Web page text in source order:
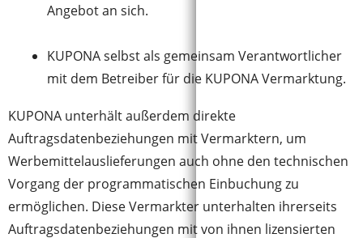
Angebot an sich.
KUPONA selbst als gemeinsam Verantwortlicher
mit dem Betreiber für die KUPONA Vermarktung.
KUPONA unterhält außerdem direkte
Auftragsdatenbeziehungen mit Vermarktern, um
Werbemittelauslieferungen auch ohne den technischen
Vorgang der programmatischen Einbuchung zu
ermöglichen. Diese Vermarkter unterhalten ihrerseits
Auftragsdatenbeziehungen mit von ihnen lizensierten